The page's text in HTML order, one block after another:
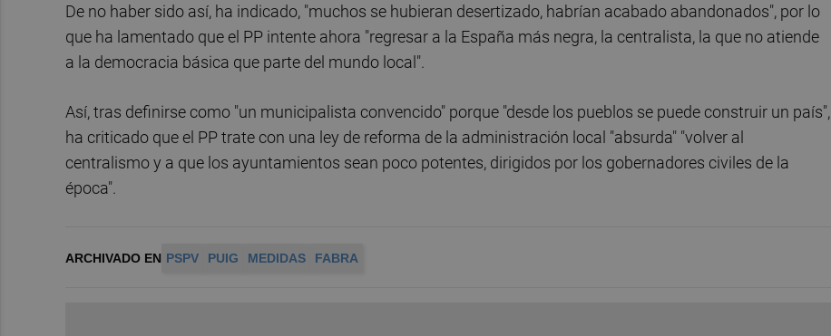
De no haber sido así, ha indicado, "muchos se hubieran desertizado, habrían acabado abandonados", por lo
que ha lamentado que el PP intente ahora "regresar a la España más negra, la centralista, la que no atiende
a la democracia básica que parte del mundo local".
Así, tras definirse como "un municipalista convencido" porque "desde los pueblos se puede construir un país",
ha criticado que el PP trate con una ley de reforma de la administración local "absurda" "volver al
centralismo y a que los ayuntamientos sean poco potentes, dirigidos por los gobernadores civiles de la
época".
ARCHIVADO EN PSPV PUIG MEDIDAS FABRA